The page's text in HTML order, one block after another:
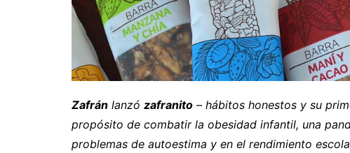
Zafrán lanzó zafranito – hábitos honestos y su
propósito de combatir la obesidad infantil, una
problemas de autoestima y en el rendimiento